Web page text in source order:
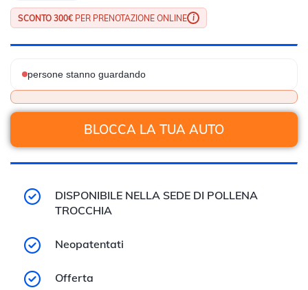
SCONTO 300€ PER PRENOTAZIONE ONLINE i
persone stanno guardando
BLOCCA LA TUA AUTO
DISPONIBILE NELLA SEDE DI POLLENA
TROCCHIA
Neopatentati
Offerta